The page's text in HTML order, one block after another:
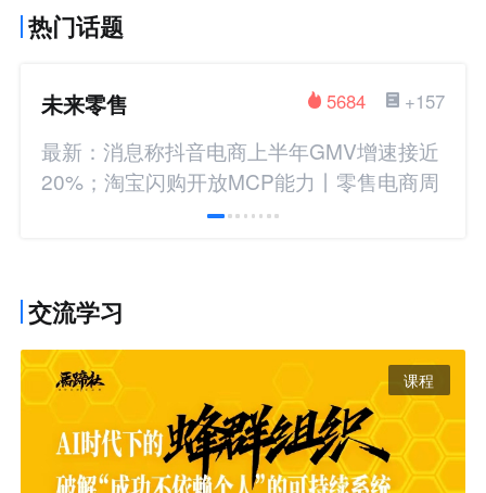
热门话题
未来零售 +157
5684
最新：消息称抖音电商上半年GMV增速接近
20%；淘宝闪购开放MCP能力丨零售电商周
交流学习
课程